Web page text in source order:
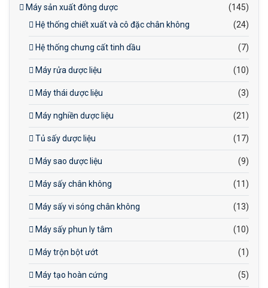
Máy sản xuất đông dược
(145)
Hệ thống chiết xuất và cô đặc chân không
(24)
Hệ thống chưng cất tinh dầu (7)
Máy rửa dược liệu (10)
Máy thái dược liệu (3)
Máy nghiền dược liệu (21)
Tủ sấy dược liệu (17)
Máy sao dược liệu (9)
Máy sấy chân không (11)
Máy sấy vi sóng chân không (13)
Máy sấy phun ly tâm (10)
Máy trộn bột ướt (1)
Máy tạo hoàn cứng (5)